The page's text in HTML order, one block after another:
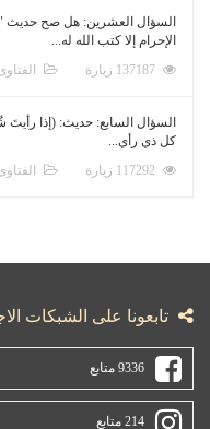
السؤال العشرين: هل صح حديث "
الإحرام إلا كتب الله له...
السؤال السابع: حديث: (إذا رأيتَ
كل ذي رأي...
تابعونا على الشبكات
9336 متابع
214 متابع